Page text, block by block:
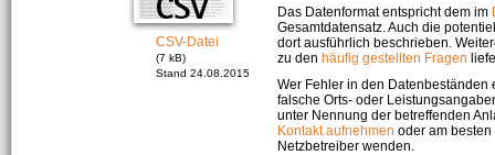
CSV-Datei
(7 kB)
Stand 24.08.2015
Das Datenformat entspricht dem im
Gesamtdatensatz. Auch die
dort ausführlich beschrieben.
zu den häufig gestellten Fragen
Wer Fehler in den Datenbeständen
falsche Orts- oder
unter Nennung der betreffenden
Kontakt aufnehmen oder am
Netzbetreiber wenden.